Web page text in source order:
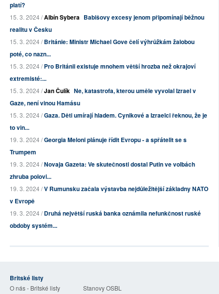
platí?
15. 3. 2024 /Albín Sybera Babišovy excesy jenom připomínají běžnou
realitu v Česku
15. 3. 2024 /Británie: Ministr Michael Gove čelí výhrůžkám žalobou
poté, co nazn...
15. 3. 2024 /Pro Británii existuje mnohem větší hrozba než okrajoví
extremisté:...
15. 3. 2024 /Jan Čulík Ne, katastrofa, kterou uměle vyvolal Izrael v
Gaze, není vinou Hamásu
15. 3. 2024 /Gaza. Děti umírají hladem. Cynikové a Izraelci řeknou, že je
to vin...
19. 3. 2024 /Georgia Meloni plánuje řídit Evropu - a spřátelit se s
Trumpem
19. 3. 2024 /Novaja Gazeta: Ve skutečnosti dostal Putin ve volbách
zhruba polovi...
19. 3. 2024 /V Rumunsku začala výstavba nejdůležitější základny NATO
v Evropě
19. 3. 2024 /Druhá největší ruská banka oznámila nefunkčnost ruské
obdoby systém...
Britské listy
O nás - Britské listy
Stanovy OSBL